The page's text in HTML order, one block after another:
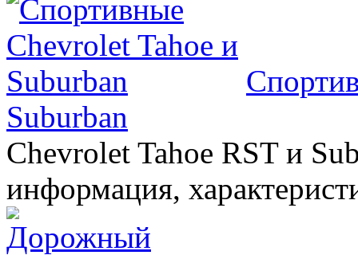
Suburban
Chevrolet Tahoe RST и
информация,